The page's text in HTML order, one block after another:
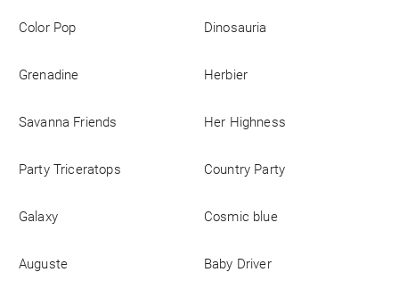
Color Pop Dinosauria
Grenadine Herbier
Savanna Friends Her Highness
Party Triceratops Country Party
Galaxy Cosmic blue
Auguste Baby Driver